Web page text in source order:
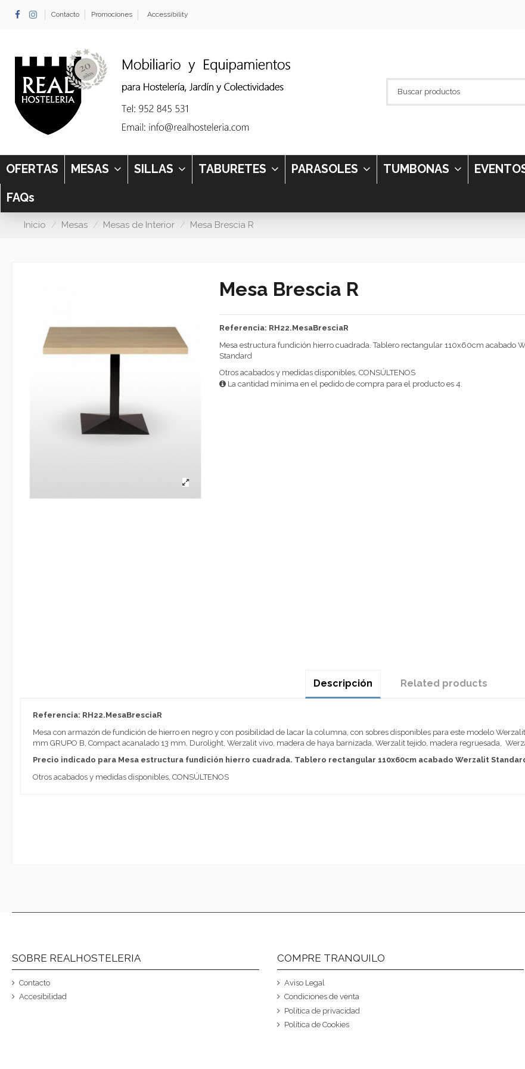
Contacto Promociones Accessibility
OFERTAS MESAS SILLAS TABURETES PARASOLES TUMBONAS
FAQs
Inicio Mesas Mesas de Interior Mesa Brescia R
Mesa Brescia R
Referencia: RH22.MesaBresciaR
Mesa estructura fundición hierro cuadrada. Tablero rectangular 110x60cm acabado
Standard
Otros acabados y medidas disponibles, CONSÚLTENOS
La cantidad mínima en el pedido de compra para el producto es 4.
Descripción Related products
Referencia: RH22.MesaBresciaR
Mesa con armazón de fundición de hierro en negro y con posibilidad de lacar la columna, con sobres disponibles para este modelo
mm GRUPO B, Compact acanalado 13 mm, Durolight, Werzalit vivo, madera de haya barnizada, Werzalit tejido, madera regruesada,
Precio indicado para Mesa estructura fundición hierro cuadrada. Tablero rectangular 110x60cm acabado Werzalit
Otros acabados y medidas disponibles, CONSÚLTENOS
SOBRE REALHOSTELERIA
Contacto
Accesibilidad
COMPRE TRANQUILO
Aviso Legal
Condiciones de venta
Política de privacidad
Política de Cookies